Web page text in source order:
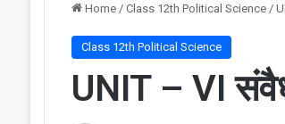
Home / Class 12th Political Science /
Class 12th Political Science
UNIT – VI